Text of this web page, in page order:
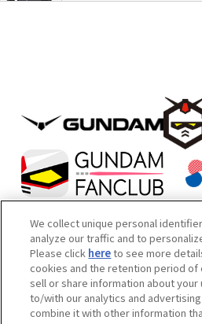
本サイトは機械翻訳によるテキストが含
了承くださ
内容および画像の転載はお断りいたしま
We collect unique personal
analyze our traffic and to
Please click hereto see more
cookies and the retention period of
sell or share information about
to/with our analytics and
combine it with other information